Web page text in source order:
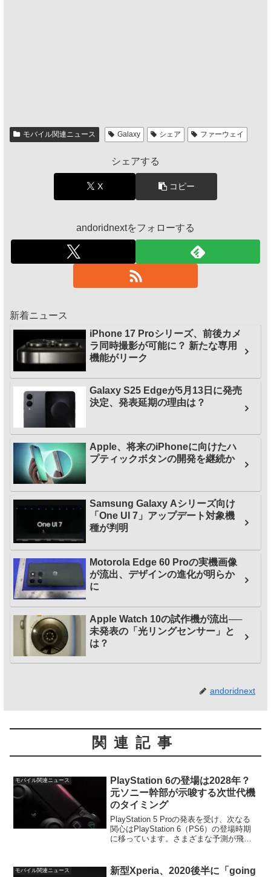
モバイル関連ニュース Galaxy シェア ファーウェイ
シェアする
X コピー
andoridnextをフォローする
新着ニュース
iPhone 17 Proシリーズ、前後カメ
ラ同時撮影が可能に？ 新たな専用
機能がリーク
Galaxy S25 Edgeが5月13日に発売
決定、発表延期の理由は？
Apple、将来のiPhoneに向けたハ
プティックボタンの開発を継続か
Samsung Galaxy Aシリーズ向け
「One UI 7」アップデート対象機
種が判明
Motorola Edge 60 Proの実機画像
が流出、デザインの進化が明らか
に
Apple Watch 10の試作機が流出──
未発表の「光リングセンサー」と
は？
andoridnext
関連記事
モバイル関連ニュース
PlayStation 6の登場は2028年？
元ソニー幹部が示唆する次世代機
のタイミング
PlayStation 5 Proの発表を受け、次なる
関心はPlayStation 6（PS6）の登場時期
に移っています。さまざまな予測が飛び
高いとの見解を示しました。
モバイル関連ニュース
新型Xperia、2020後半に「going